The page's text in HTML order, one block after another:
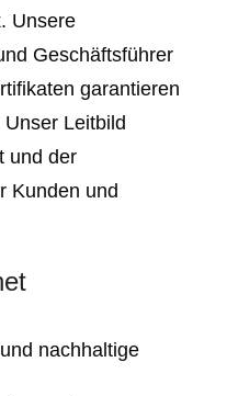
Unsere
Geschäftsführer
garantieren
Leitbild
und der
Kunden und
nachhaltige